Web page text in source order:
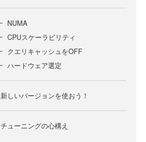
NUMA
CPUスケーラビリティ
クエリキャッシュをOFF
ハードウェア選定
新しいバージョンを使おう！
チューニングの心構え